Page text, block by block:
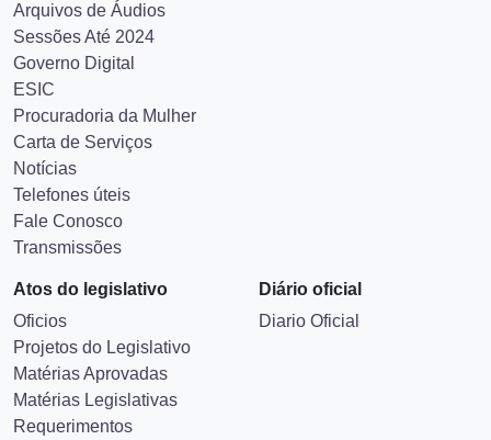
Arquivos de Áudios
Sessões Até 2024
Governo Digital
ESIC
Procuradoria da Mulher
Carta de Serviços
Notícias
Telefones úteis
Fale Conosco
Transmissões
Atos do legislativo
Oficios
Projetos do Legislativo
Matérias Aprovadas
Matérias Legislativas
Requerimentos
Diário oficial
Diario Oficial